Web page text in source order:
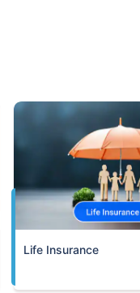
Life Insurance